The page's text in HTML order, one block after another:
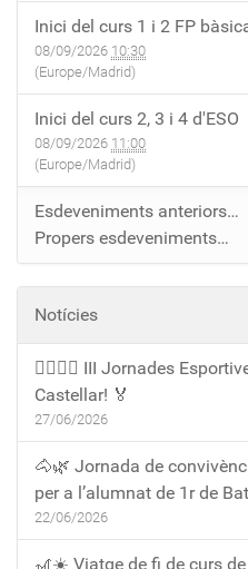
Inici del curs 1 i 2 FP
08/09/2026 10:30
(Europe/Madrid)
Inici del curs 2, 3 i 4 d'ESO
08/09/2026 11:00
(Europe/Madrid)
Esdeveniments anteriors…
Propers esdeveniments…
Notícies
🏃‍♀️🏃‍♂️ III Jornades
Castellar! 🏅
27/06/2026
🐴🌿 Jornada de
per a l’alumnat de 1r de
22/06/2026
🎢☀️ Viatge de fi de curs de